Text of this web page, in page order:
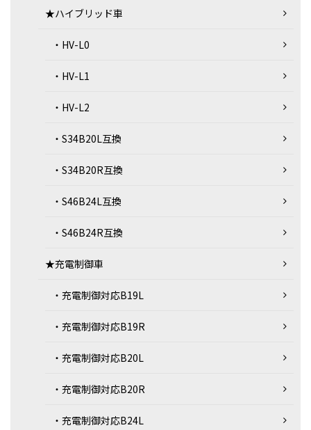
★ハイブリッド車
・HV-L0
・HV-L1
・HV-L2
・S34B20L互換
・S34B20R互換
・S46B24L互換
・S46B24R互換
★充電制御車
・充電制御対応B19L
・充電制御対応B19R
・充電制御対応B20L
・充電制御対応B20R
・充電制御対応B24L